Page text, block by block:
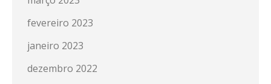
fevereiro 2023
janeiro 2023
dezembro 2022